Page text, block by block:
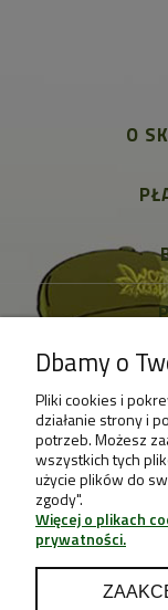
O
Dbamy o
Pliki cookies i
działanie strony i
potrzeb. Możesz
wszystkich tych
użycie plików do
zgody".
Więcej o plikach
prywatności.